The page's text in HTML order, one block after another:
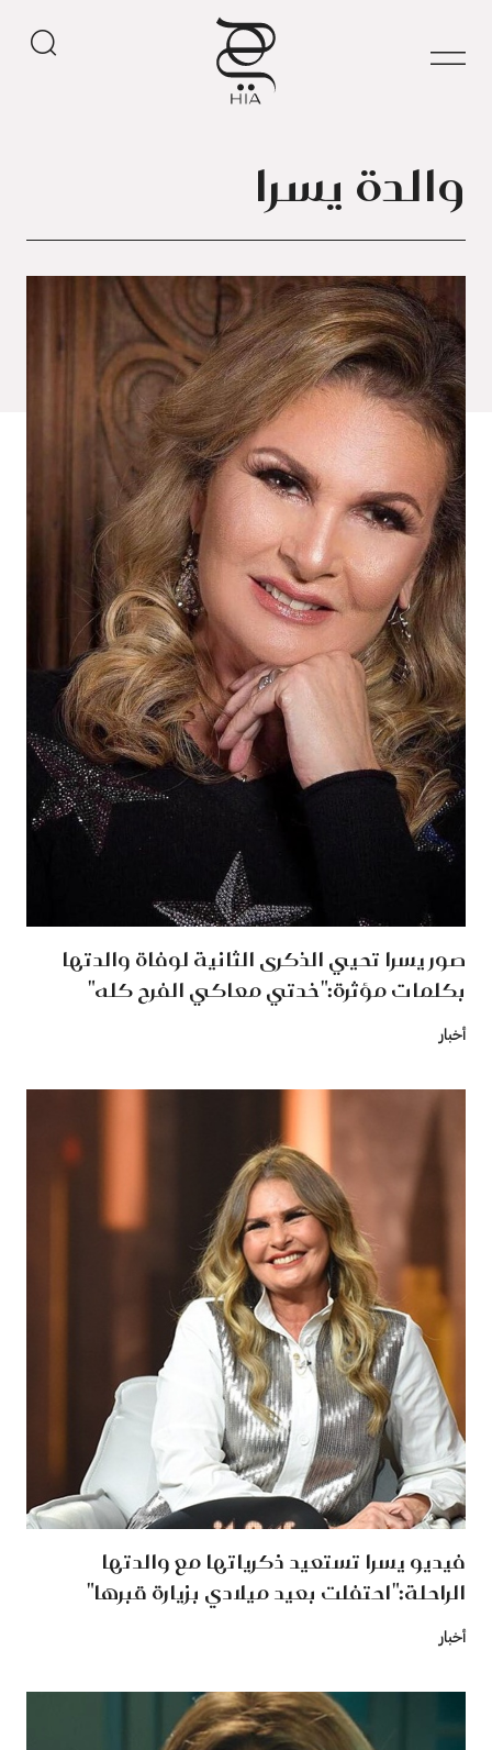
والدة يسرا
صور يسرا تحيي الذكرى الثانية لوفاة والدتها
بكلمات مؤثرة:"خدتي معاكي الفرح كله"
أخبار
فيديو يسرا تستعيد ذكرياتها مع والدتها
الراحلة:"احتفلت بعيد ميلادي بزيارة قبرها"
أخبار